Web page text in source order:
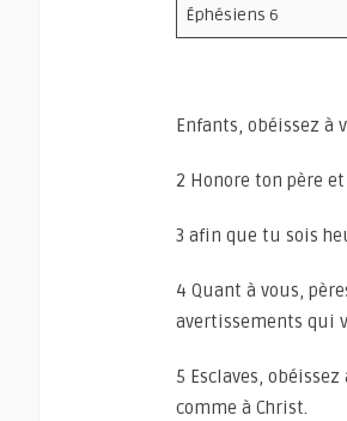
Éphésiens 6
Enfants, obéissez à
2 Honore ton père
3 afin que tu sois
4 Quant à vous,
avertissements qui
5 Esclaves,
comme à Christ.